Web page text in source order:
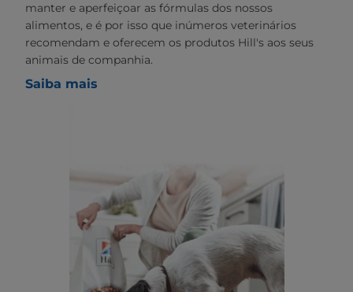
manter e aperfeiçoar as fórmulas dos nossos
alimentos, e é por isso que inúmeros veterinários
recomendam e oferecem os produtos Hill's aos seus
animais de companhia.
Saiba mais